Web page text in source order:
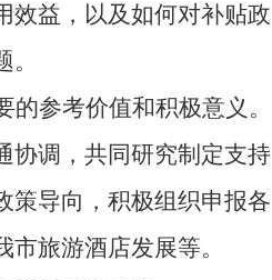
效益，以及如何对补贴政
参考价值和积极意义。
协调，共同研究制定支持
策导向，积极组织申报各
旅游酒店发展等。